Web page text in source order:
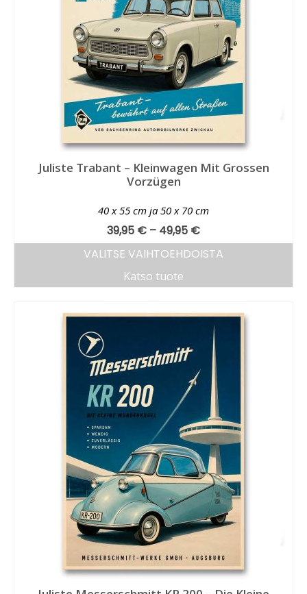
Juliste Trabant – Kleinwagen Mit Grossen
Vorzügen
40 x 55 cm ja 50 x 70 cm
39,95 € – 49,95 €
VALITSE VAIHTOEHDOISTA
Katso tuote